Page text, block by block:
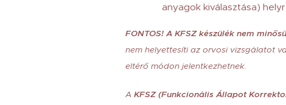
anyagok kiválasztása)
FONTOS! A KFSZ készülék nem
nem helyettesíti az orvosi vizsgálatot
eltérő módon jelentkezhetnek.
A KFSZ (Funkcionális Állapot